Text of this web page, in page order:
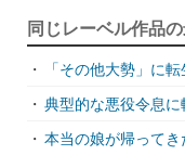
同じレーベル作品
・
「その他大勢」に
・ 典型的な悪役令息
・ 本当の娘が帰って